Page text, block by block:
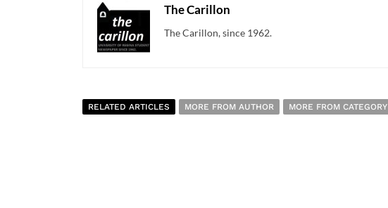
The Carillon
The Carillon, since 1962.
RELATED ARTICLES MORE FROM AUTHOR MORE FROM CATEGORY